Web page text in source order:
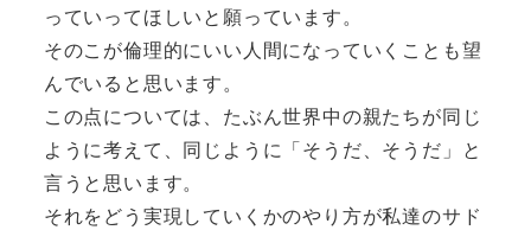
っていってほしいと願っています。
そのこが倫理的にいい人間になっていくことも望
んでいると思います。
この点については、たぶん世界中の親たちが同じ
ように考えて、同じように「そうだ、そうだ」と
言うと思います。
それをどう実現していくかのやり方が私達のサド